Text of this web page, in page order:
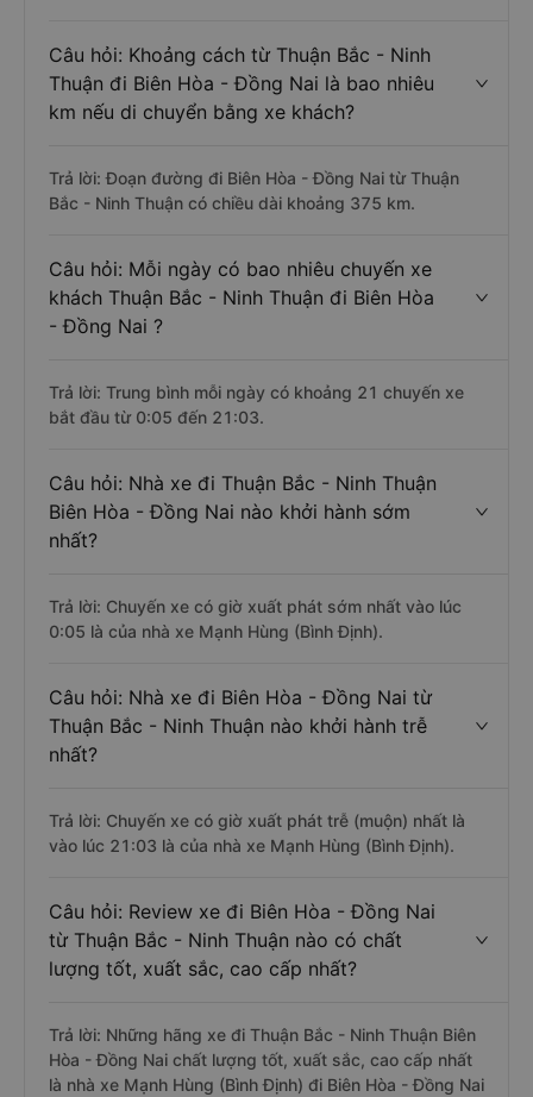
Câu hỏi: Khoảng cách từ Thuận Bắc - Ninh
Thuận đi Biên Hòa - Đồng Nai là bao nhiêu
km nếu di chuyển bằng xe khách?
Trả lời: Đoạn đường đi Biên Hòa - Đồng Nai từ Thuận
Bắc - Ninh Thuận có chiều dài khoảng 375 km.
Câu hỏi: Mỗi ngày có bao nhiêu chuyến xe
khách Thuận Bắc - Ninh Thuận đi Biên Hòa
- Đồng Nai ?
Trả lời: Trung bình mỗi ngày có khoảng 21 chuyến xe
bắt đầu từ 0:05 đến 21:03.
Câu hỏi: Nhà xe đi Thuận Bắc - Ninh Thuận
Biên Hòa - Đồng Nai nào khởi hành sớm
nhất?
Trả lời: Chuyến xe có giờ xuất phát sớm nhất vào lúc
0:05 là của nhà xe Mạnh Hùng (Bình Định).
Câu hỏi: Nhà xe đi Biên Hòa - Đồng Nai từ
Thuận Bắc - Ninh Thuận nào khởi hành trễ
nhất?
Trả lời: Chuyến xe có giờ xuất phát trễ (muộn) nhất là
vào lúc 21:03 là của nhà xe Mạnh Hùng (Bình Định).
Câu hỏi: Review xe đi Biên Hòa - Đồng Nai
từ Thuận Bắc - Ninh Thuận nào có chất
lượng tốt, xuất sắc, cao cấp nhất?
Trả lời: Những hãng xe đi Thuận Bắc - Ninh Thuận Biên
Hòa - Đồng Nai chất lượng tốt, xuất sắc, cao cấp nhất
là nhà xe Mạnh Hùng (Bình Định) đi Biên Hòa - Đồng Nai